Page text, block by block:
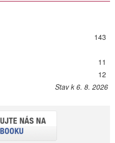
143
11
12
Stav k 6. 8. 2026